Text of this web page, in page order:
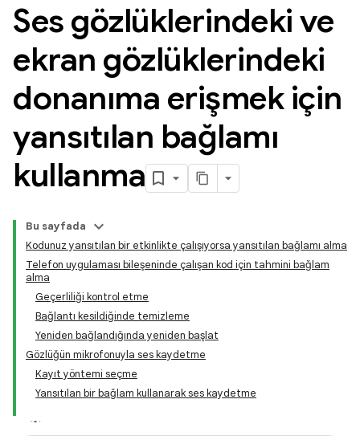
Ses gözlüklerindeki ve
ekran gözlüklerindeki
donanıma erişmek için
yansıtılan bağlamı
kullanma
Bu sayfada
Kodunuz yansıtılan bir etkinlikte çalışıyorsa yansıtılan bağlamı alma
Telefon uygulaması bileşeninde çalışan kod için tahmini bağlam
alma
Geçerliliği kontrol etme
Bağlantı kesildiğinde temizleme
Yeniden bağlandığında yeniden başlat
Gözlüğün mikrofonuyla ses kaydetme
Kayıt yöntemi seçme
Yansıtılan bir bağlam kullanarak ses kaydetme